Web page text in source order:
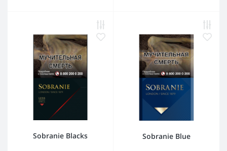
Sobranie Blacks Sobranie Blue